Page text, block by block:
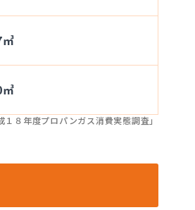
８年度プロパンガス消費実態調査」